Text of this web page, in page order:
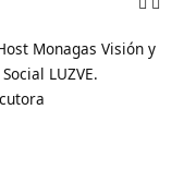
Monagas Visión y
LUZVE.